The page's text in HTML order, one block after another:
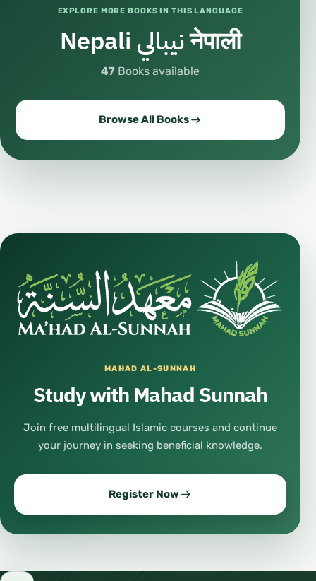
EXPLORE MORE BOOKS IN THIS LANGUAGE
Nepali نيبالي नेपाली
47 Books available
Browse All Books
MAHAD AL-SUNNAH
Study with Mahad Sunnah
Join free multilingual Islamic courses and continue
your journey in seeking beneficial knowledge.
Register Now